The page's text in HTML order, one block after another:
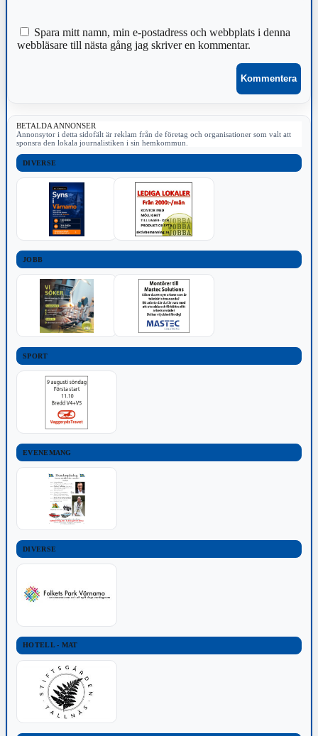
Spara mitt namn, min e-postadress och webbplats i denna
webbläsare till nästa gång jag skriver en kommentar.
BETALDA ANNONSER
Annonsytor i detta sidofält är reklam från de företag och organisationer som valt att
sponsra den lokala journalistiken i sin hemkommun.
DIVERSE
JOBB
SPORT
EVENEMANG
DIVERSE
HOTELL - MAT